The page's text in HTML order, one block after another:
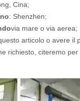
Cina;
: Shenzhen;
via mare o via aerea;
articolo o avere
richiesto, citeremo